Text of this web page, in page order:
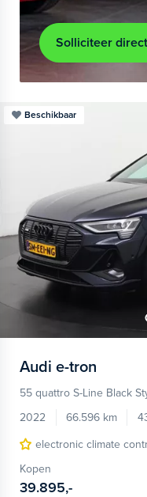
Solliciteer direct
Beschikbaar
Audi e-tron
55 quattro S-Line Black
2022
66.596 km
electronic climate
Kopen
39.895,-